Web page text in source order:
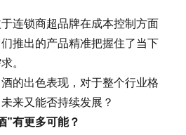
连锁商超品牌在成本控制方面
推出的产品精准把握住了当下
。
的出色表现，对于整个行业格
来又能否持续发展？
”有更多可能？